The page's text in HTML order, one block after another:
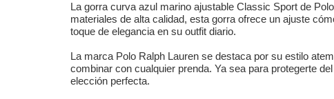
La gorra curva azul marino ajustable Classic Sport de
materiales de alta calidad, esta gorra ofrece un ajuste
toque de elegancia en su outfit diario.
La marca Polo Ralph Lauren se destaca por su estilo
combinar con cualquier prenda. Ya sea para protegerte
elección perfecta.